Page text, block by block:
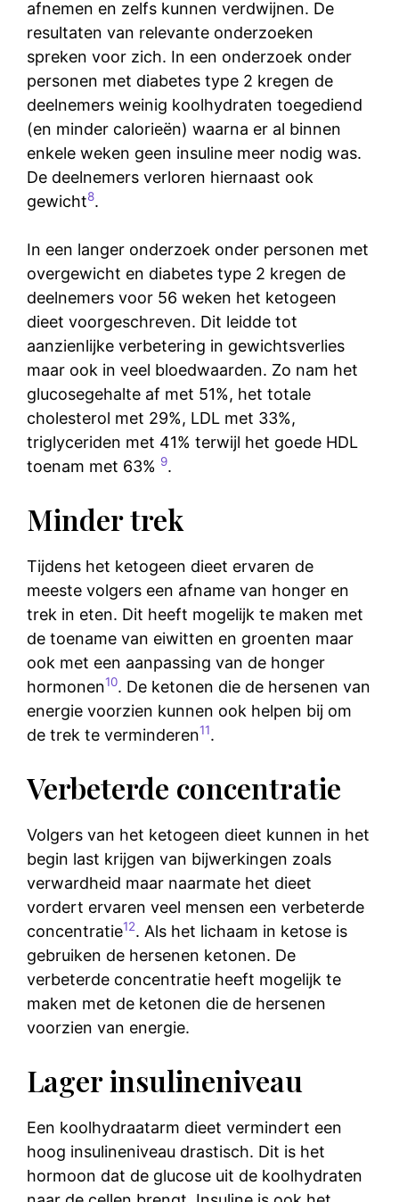
afnemen en zelfs kunnen verdwijnen. De
resultaten van relevante onderzoeken
spreken voor zich. In een onderzoek onder
personen met diabetes type 2 kregen de
deelnemers weinig koolhydraten toegediend
(en minder calorieën) waarna er al binnen
enkele weken geen insuline meer nodig was.
De deelnemers verloren hiernaast ook
gewicht8.
In een langer onderzoek onder personen met
overgewicht en diabetes type 2 kregen de
deelnemers voor 56 weken het ketogeen
dieet voorgeschreven. Dit leidde tot
aanzienlijke verbetering in gewichtsverlies
maar ook in veel bloedwaarden. Zo nam het
glucosegehalte af met 51%, het totale
cholesterol met 29%, LDL met 33%,
triglyceriden met 41% terwijl het goede HDL
toenam met 63% 9.
Minder trek
Tijdens het ketogeen dieet ervaren de
meeste volgers een afname van honger en
trek in eten. Dit heeft mogelijk te maken met
de toename van eiwitten en groenten maar
ook met een aanpassing van de honger
hormonen10. De ketonen die de hersenen van
energie voorzien kunnen ook helpen bij om
de trek te verminderen11.
Verbeterde concentratie
Volgers van het ketogeen dieet kunnen in het
begin last krijgen van bijwerkingen zoals
verwardheid maar naarmate het dieet
vordert ervaren veel mensen een verbeterde
concentratie12. Als het lichaam in ketose is
gebruiken de hersenen ketonen. De
verbeterde concentratie heeft mogelijk te
maken met de ketonen die de hersenen
voorzien van energie.
Lager insulineniveau
Een koolhydraatarm dieet vermindert een
hoog insulineniveau drastisch. Dit is het
hormoon dat de glucose uit de koolhydraten